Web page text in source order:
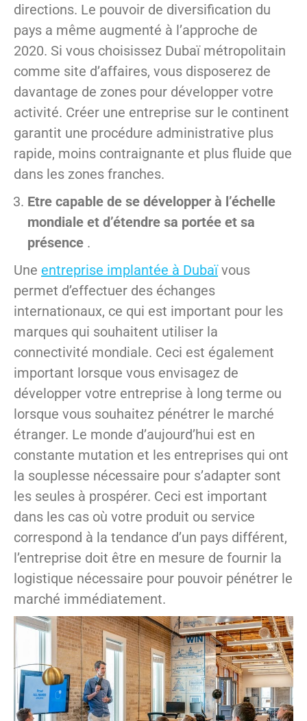
directions. Le pouvoir de diversification du
pays a même augmenté à l’approche de
2020. Si vous choisissez Dubaï métropolitain
comme site d’affaires, vous disposerez de
davantage de zones pour développer votre
activité. Créer une entreprise sur le continent
garantit une procédure administrative plus
rapide, moins contraignante et plus fluide que
dans les zones franches.
Etre capable de se développer à l’échelle
mondiale et d’étendre sa portée et sa
présence .
Une entreprise implantée à Dubaïvous
permet d’effectuer des échanges
internationaux, ce qui est important pour les
marques qui souhaitent utiliser la
connectivité mondiale. Ceci est également
important lorsque vous envisagez de
développer votre entreprise à long terme ou
lorsque vous souhaitez pénétrer le marché
étranger. Le monde d’aujourd’hui est en
constante mutation et les entreprises qui ont
la souplesse nécessaire pour s’adapter sont
les seules à prospérer. Ceci est important
dans les cas où votre produit ou service
correspond à la tendance d’un pays différent,
l’entreprise doit être en mesure de fournir la
logistique nécessaire pour pouvoir pénétrer le
marché immédiatement.